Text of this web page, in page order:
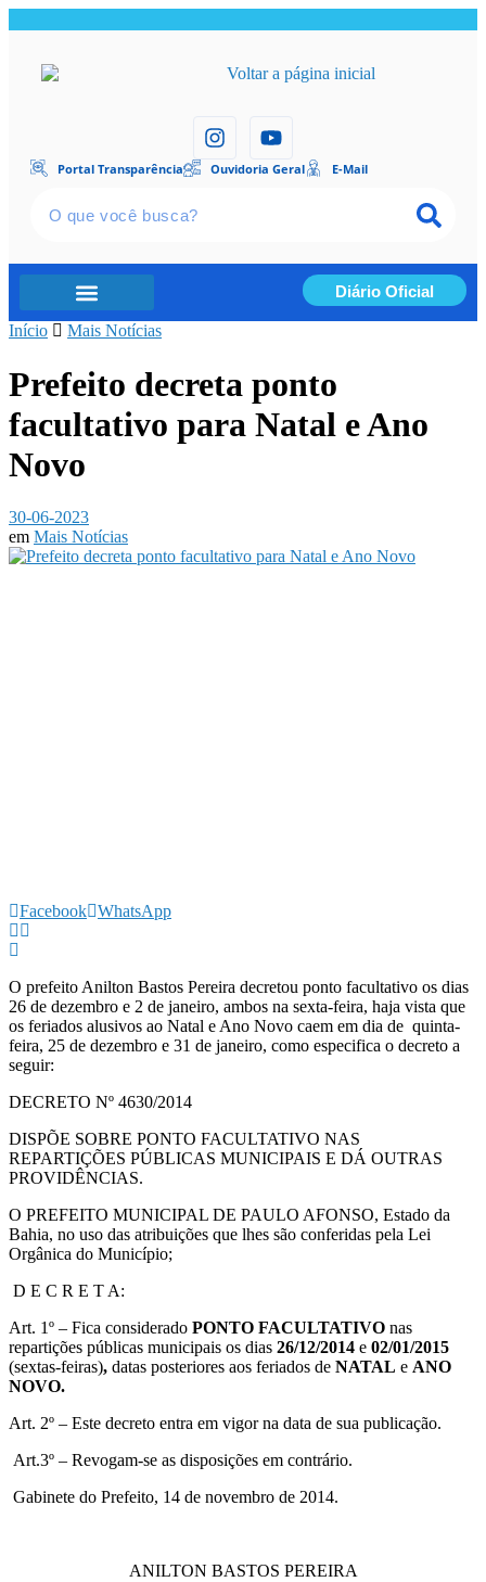
Portal Transparência Ouvidoria Geral E-Mail
Diário Oficial
Início Mais Notícias
Prefeito decreta ponto
facultativo para Natal e Ano
Novo
30-06-2023
em Mais Notícias
Facebook WhatsApp
O prefeito Anilton Bastos Pereira decretou ponto facultativo os dias
26 de dezembro e 2 de janeiro, ambos na sexta-feira, haja vista que
os feriados alusivos ao Natal e Ano Novo caem em dia de quinta-
feira, 25 de dezembro e 31 de janeiro, como especifica o decreto a
seguir:
DECRETO Nº 4630/2014
DISPÕE SOBRE PONTO FACULTATIVO NAS
REPARTIÇÕES PÚBLICAS MUNICIPAIS E DÁ OUTRAS
PROVIDÊNCIAS.
O PREFEITO MUNICIPAL DE PAULO AFONSO, Estado da
Bahia, no uso das atribuições que lhes são conferidas pela Lei
Orgânica do Município;
D E C R E T A:
Art. 1º – Fica considerado PONTO FACULTATIVO nas
repartições públicas municipais os dias 26/12/2014 e 02/01/2015
(sextas-feiras), datas posteriores aos feriados de NATAL e ANO
NOVO.
Art. 2º – Este decreto entra em vigor na data de sua publicação.
Art.3º – Revogam-se as disposições em contrário.
Gabinete do Prefeito, 14 de novembro de 2014.
ANILTON BASTOS PEREIRA